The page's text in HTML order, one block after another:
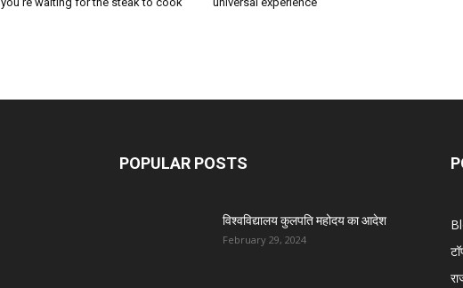
POPULAR POSTS
विश्वविद्यालय कुलपति महोदय का आदेश
February 29, 2024